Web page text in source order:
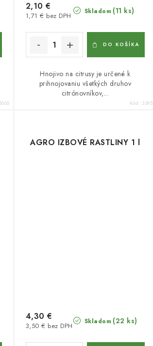
Skladom (11 ks)
1,71 € bez DPH
2,10 €
DO KOŠÍKA
Hnojivo na citrusy je určené k
prihnojovaniu všetkých druhov
citrónovníkov,...
Kód: 3395
AGRO IZBOVÉ RASTLINY 1 l
Skladom (22 ks)
3,50 € bez DPH
4,30 €